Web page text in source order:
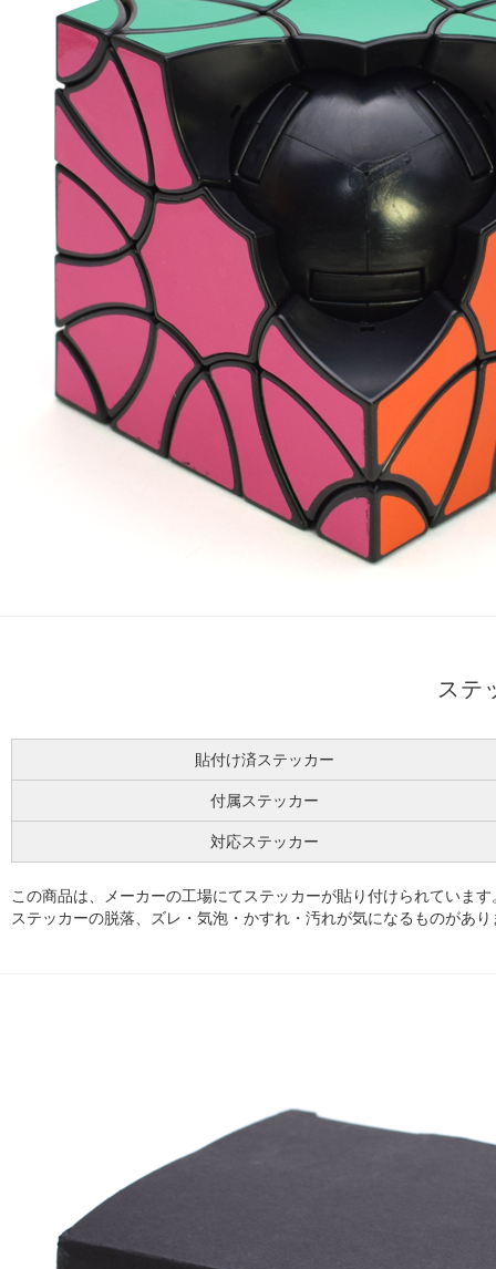
ステ
貼付け済ステッカー
付属ステッカー
対応ステッカー
この商品は、メーカーの工場にてステッカーが貼り付けられています
ステッカーの脱落、ズレ・気泡・かすれ・汚れが気になるものがあ